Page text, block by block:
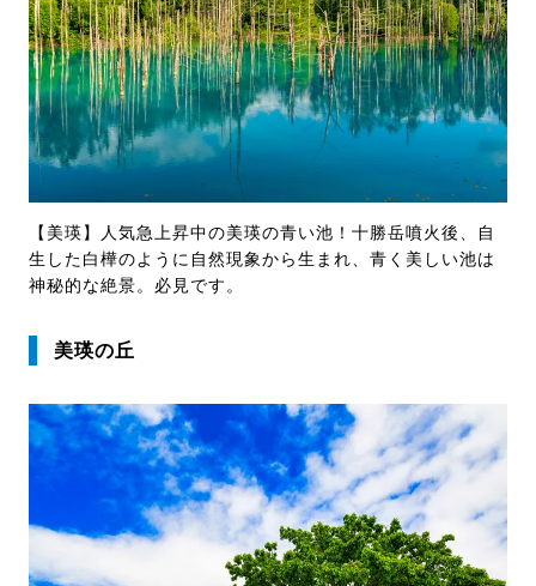
【美瑛】人気急上昇中の美瑛の青い池！十勝岳噴火後、自
生した白樺のように自然現象から生まれ、青く美しい池は
神秘的な絶景。必見です。
美瑛の丘